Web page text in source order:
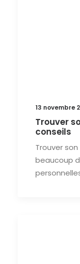
13 novembre
Trouver
conseils
Trouver
beaucoup